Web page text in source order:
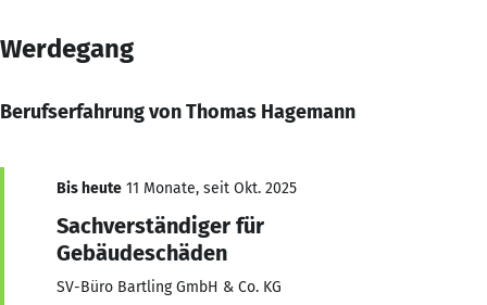
Werdegang
Berufserfahrung von Thomas Hagemann
Bis heute 11 Monate, seit Okt. 2025
Sachverständiger für
Gebäudeschäden
SV-Büro Bartling GmbH & Co. KG